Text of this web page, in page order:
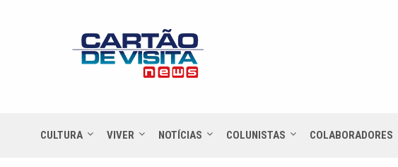
CULTURA VIVER NOTÍCIAS COLUNISTAS COLABORADORES